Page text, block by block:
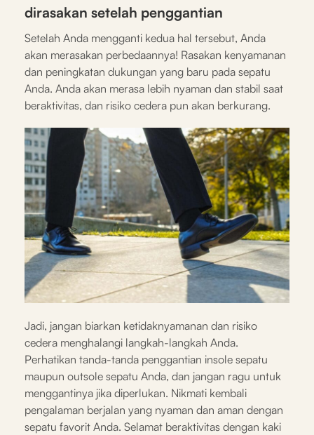
dirasakan setelah penggantian
Setelah Anda mengganti kedua hal tersebut, Anda
akan merasakan perbedaannya! Rasakan kenyamanan
dan peningkatan dukungan yang baru pada sepatu
Anda. Anda akan merasa lebih nyaman dan stabil saat
beraktivitas, dan risiko cedera pun akan berkurang.
Jadi, jangan biarkan ketidaknyamanan dan risiko
cedera menghalangi langkah-langkah Anda.
Perhatikan tanda-tanda penggantian insole sepatu
maupun outsole sepatu Anda, dan jangan ragu untuk
menggantinya jika diperlukan. Nikmati kembali
pengalaman berjalan yang nyaman dan aman dengan
sepatu favorit Anda. Selamat beraktivitas dengan kaki